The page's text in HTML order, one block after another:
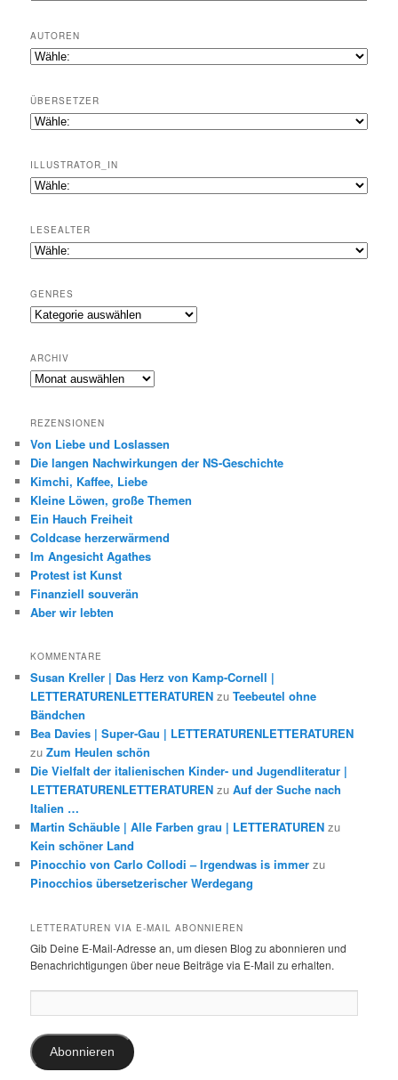
AUTOREN
ÜBERSETZER
ILLUSTRATOR_IN
LESEALTER
GENRES
Genres
ARCHIV
Archiv
REZENSIONEN
Von Liebe und Loslassen
Die langen Nachwirkungen der NS-Geschichte
Kimchi, Kaffee, Liebe
Kleine Löwen, große Themen
Ein Hauch Freiheit
Coldcase herzerwärmend
Im Angesicht Agathes
Protest ist Kunst
Finanziell souverän
Aber wir lebten
KOMMENTARE
Susan Kreller | Das Herz von Kamp-Cornell |
LETTERATURENLETTERATUREN zuTeebeutel ohne
Bändchen
Bea Davies | Super-Gau | LETTERATURENLETTERATUREN
zuZum Heulen schön
Die Vielfalt der italienischen Kinder- und Jugendliteratur |
LETTERATURENLETTERATUREN zuAuf der Suche nach
Italien …
Martin Schäuble | Alle Farben grau | LETTERATUREN zu
Kein schöner Land
Pinocchio von Carlo Collodi – Irgendwas is immer zu
Pinocchios übersetzerischer Werdegang
LETTERATUREN VIA E-MAIL ABONNIEREN
Gib Deine E-Mail-Adresse an, um diesen Blog zu abonnieren und
Benachrichtigungen über neue Beiträge via E-Mail zu erhalten.
Mail-
Adresse:
Abonnieren